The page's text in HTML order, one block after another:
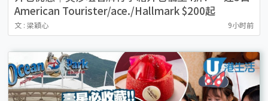
American Tourister/ace./Hallmark $200起
文 : 梁穎心 9小时前